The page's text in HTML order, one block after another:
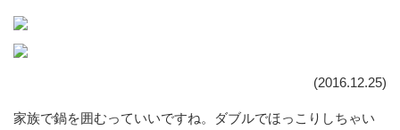
(2016.12.25)
家族で鍋を囲むっていいですね。ダブルでほっこりしちゃい